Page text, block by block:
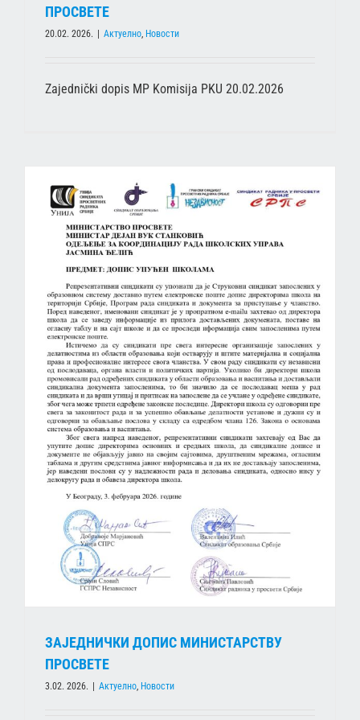
ПРОСВЕТЕ
20.02. 2026. Актуелно, Новости
Zajednički dopis MP Komisija PKU 20.02.2026
ЗАЈЕДНИЧКИ ДОПИС МИНИСТАРСТВУ
ПРОСВЕТЕ
3.02. 2026. Актуелно, Новости